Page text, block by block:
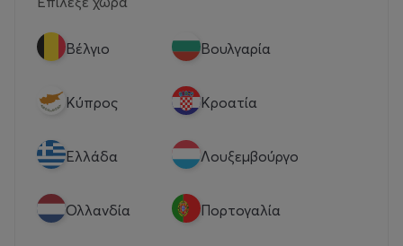
Βέλγιο Βουλγαρία
Κύπρος Κροατία
Eλλάδα Λουξεμβούργο
Ολλανδία Πορτογαλία